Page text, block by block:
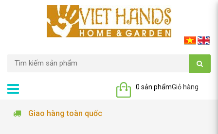
Giỏ hàng
0 sản phẩm
Giao hàng toàn quốc